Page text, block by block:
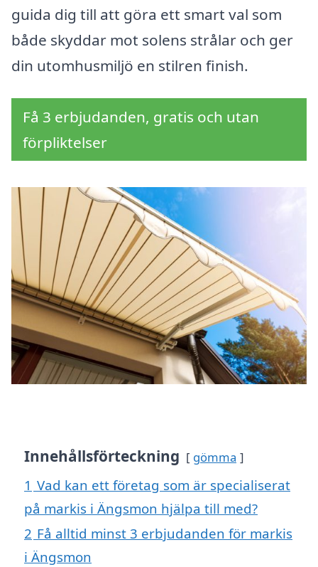
guida dig till att göra ett smart val som
både skyddar mot solens strålar och ger
din utomhusmiljö en stilren finish.
Få 3 erbjudanden, gratis och utan
förpliktelser
Innehållsförteckning gömma
1 Vad kan ett företag som är specialiserat
på markis i Ängsmon hjälpa till med?
2 Få alltid minst 3 erbjudanden för markis
i Ängsmon